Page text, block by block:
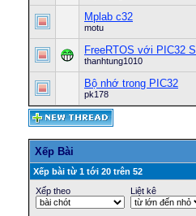
Mplab c32
motu
FreeRTOS với PIC32
thanhtung1010
Bộ nhớ trong PIC32
pk178
Xếp Bài
Xếp bài từ 1 tới 20 trên 52
Xếp theo
Liệt kê